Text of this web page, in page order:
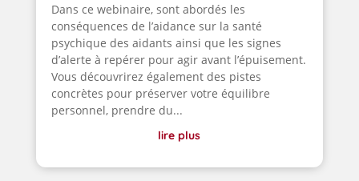
Dans ce webinaire, sont abordés les
conséquences de l’aidance sur la santé
psychique des aidants ainsi que les signes
d’alerte à repérer pour agir avant l’épuisement.
Vous découvrirez également des pistes
concrètes pour préserver votre équilibre
personnel, prendre du...
lire plus